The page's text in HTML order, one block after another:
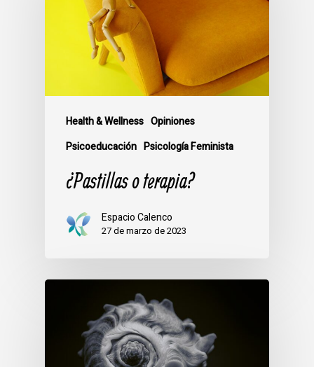
Health & Wellness Opiniones
Psicoeducación Psicología Feminista
¿Pastillas o terapia?
Espacio Calenco
27 de marzo de 2023